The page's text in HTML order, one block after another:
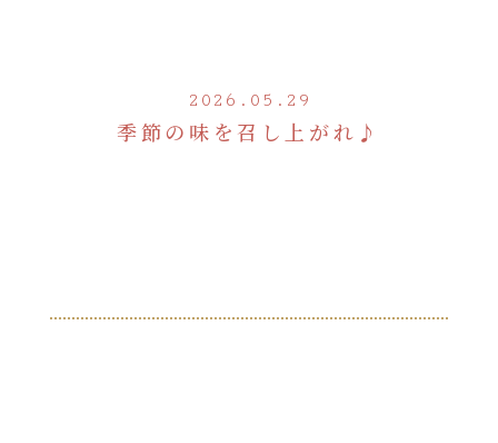
2026.05.29
季節の味を召し上がれ♪